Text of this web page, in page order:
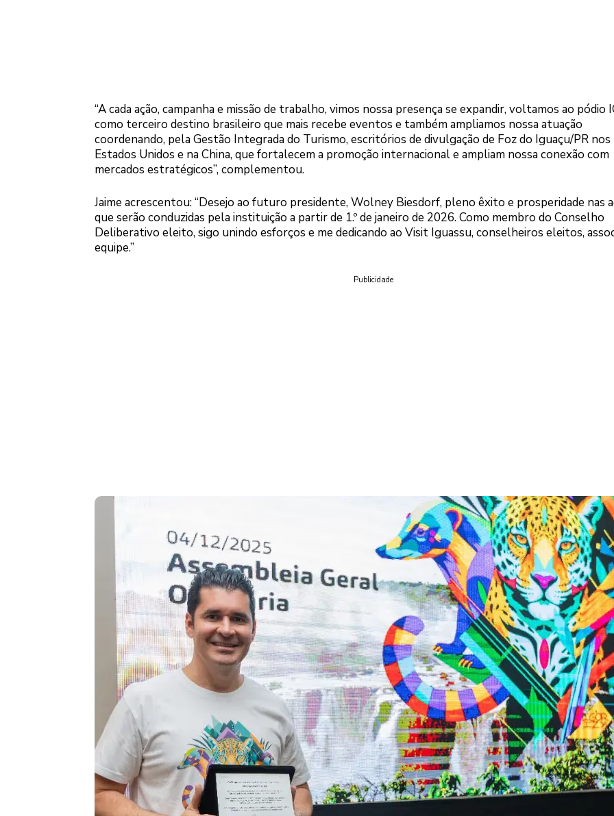
“A cada ação, campanha e missão de trabalho, vimos nossa presença se expandir, voltamos ao pódio
como terceiro destino brasileiro que mais recebe eventos e também ampliamos nossa atuação
coordenando, pela Gestão Integrada do Turismo, escritórios de divulgação de Foz do Iguaçu/PR nos
Estados Unidos e na China, que fortalecem a promoção internacional e ampliam nossa conexão com
mercados estratégicos”, complementou.
Jaime acrescentou: “Desejo ao futuro presidente, Wolney Biesdorf, pleno êxito e prosperidade nas
que serão conduzidas pela instituição a partir de 1.º de janeiro de 2026. Como membro do Conselho
Deliberativo eleito, sigo unindo esforços e me dedicando ao Visit Iguassu, conselheiros eleitos,
equipe.”
Publicidade